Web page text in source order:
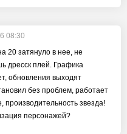
08:30
20 затянуло в нее, не
дресск плей. Графика
обновления выходят
без проблем, работает
звезда!
персонажей?